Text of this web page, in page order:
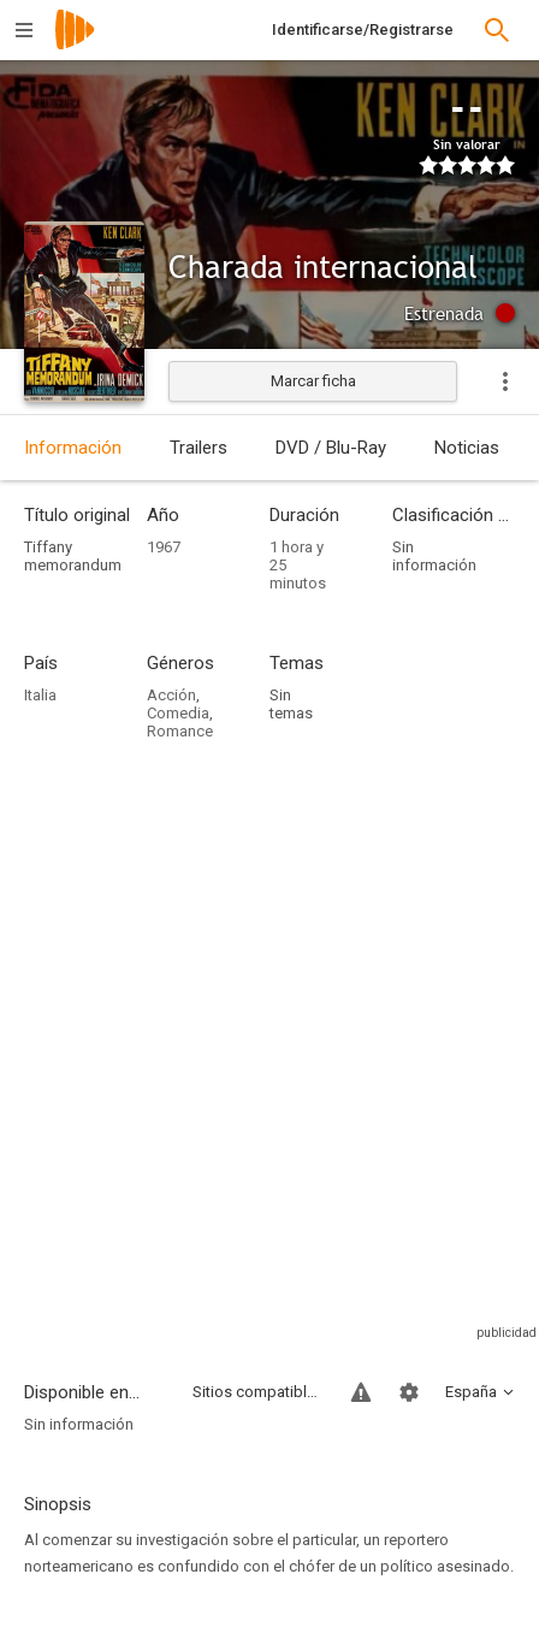
Identificarse/Registrarse
--
Sin valorar
Charada internacional
Estrenada
Marcar ficha
Información Trailers DVD / Blu-Ray Noticias
Título original
Tiffany
memorandum
Año
1967
Duración
1 hora y
25
minutos
Clasificación por edades
Sin
información
País
Italia
Géneros
Acción,
Comedia,
Romance
Temas
Sin
temas
Disponible en... España
Sitios compatibles
Sin información
Sinopsis
Al comenzar su investigación sobre el particular, un reportero
norteamericano es confundido con el chófer de un político asesinado.